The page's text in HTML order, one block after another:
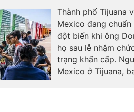
Thành phố Tijuana
Mexico đang
đột biến khi ông
họ sau lễ nhậm
trạng khẩn cấp.
Mexico ở Tijuana,